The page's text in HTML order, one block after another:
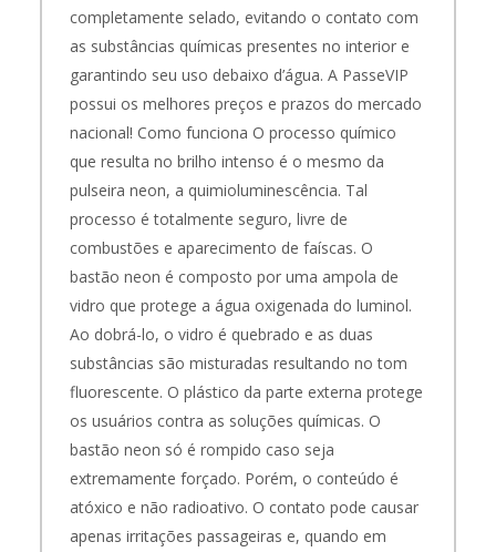
completamente selado, evitando o contato com
as substâncias químicas presentes no interior e
garantindo seu uso debaixo d’água. A PasseVIP
possui os melhores preços e prazos do mercado
nacional! Como funciona O processo químico
que resulta no brilho intenso é o mesmo da
pulseira neon, a quimioluminescência. Tal
processo é totalmente seguro, livre de
combustões e aparecimento de faíscas. O
bastão neon é composto por uma ampola de
vidro que protege a água oxigenada do luminol.
Ao dobrá-lo, o vidro é quebrado e as duas
substâncias são misturadas resultando no tom
fluorescente. O plástico da parte externa protege
os usuários contra as soluções químicas. O
bastão neon só é rompido caso seja
extremamente forçado. Porém, o conteúdo é
atóxico e não radioativo. O contato pode causar
apenas irritações passageiras e, quando em